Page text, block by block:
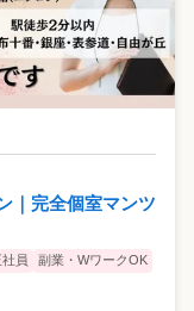
｜完全個室マンツ
社員
副業・WワークOK